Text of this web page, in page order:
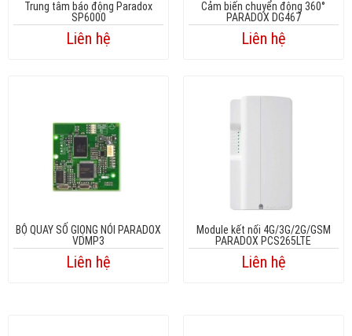
Trung tâm báo động Paradox
SP6000
Liên hệ
Cảm biến chuyển động 360°
PARADOX DG467
Liên hệ
BỘ QUAY SỐ GIỌNG NÓI PARADOX
VDMP3
Liên hệ
Module kết nối 4G/3G/2G/GSM
PARADOX PCS265LTE
Liên hệ